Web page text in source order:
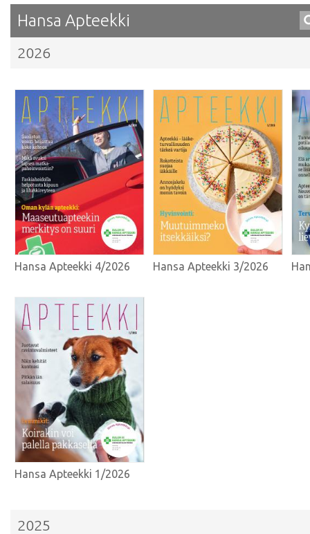
Hansa Apteekki
2026
Hansa Apteekki 4/2026 Hansa Apteekki 3/2026
Hansa Apteekki 1/2026
2025